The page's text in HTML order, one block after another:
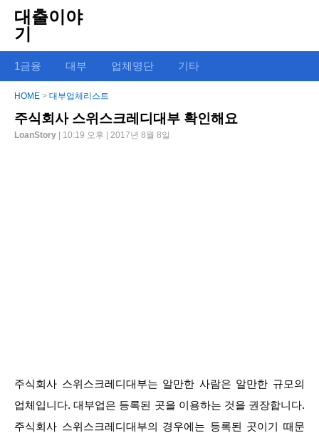
대출이야
기
1금융 대부 업체명단 기타
HOME > 대부업체리스트
주식회사 스위스크레디대부 확인해요
LoanStory | 10:19 오후 | 2017년 8월 8일
주식회사 스위스크레디대부는 알만한 사람은 알만한 규모의
업체입니다. 대부업은 등록된 곳을 이용하는 것을 권장합니다.
주식회사 스위스크레디대부의 경우에는 등록된 곳이기 때문